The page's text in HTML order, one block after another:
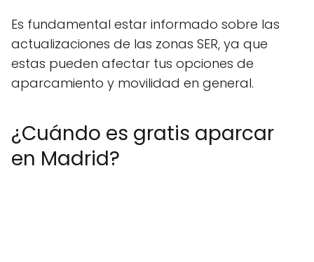
Es fundamental estar informado sobre las
actualizaciones de las zonas SER, ya que
estas pueden afectar tus opciones de
aparcamiento y movilidad en general.
¿Cuándo es gratis aparcar
en Madrid?